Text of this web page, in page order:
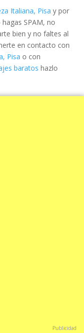
Italiana, Pisa y por
SPAM, no
bien y no faltes al
en contacto con
Pisa o con
baratos hazlo
Publicidad